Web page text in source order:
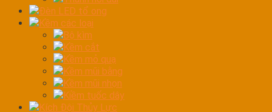
Đèn LED tổ ong
Kềm các loại
Bộ kìm
Kềm cắt
Kềm mỏ quạ
Kềm mũi bằng
Kềm mũi nhọn
Kiềm tuốc dây
Kích Đội Thủy Lực